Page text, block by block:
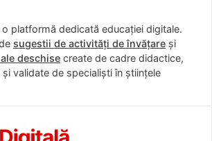
platformă dedicată educației digitale.
sugestii de activități de învățare și
deschise create de cadre didactice,
validate de specialiști în științele